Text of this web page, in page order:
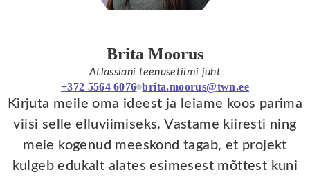
Brita Moorus
Atlassiani teenusetiimi juht
+372 5564 6076 brita.moorus@twn.ee
Kirjuta meile oma ideest ja leiame koos parima
viisi selle elluviimiseks. Vastame kiiresti ning
meie kogenud meeskond tagab, et projekt
kulgeb edukalt alates esimesest mõttest kuni